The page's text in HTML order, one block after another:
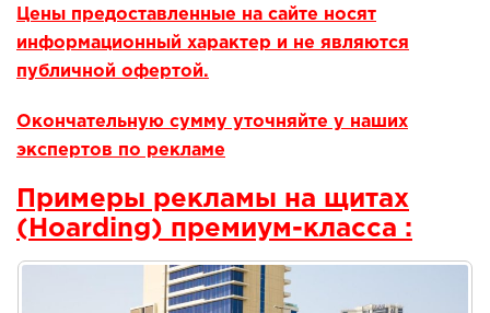
Цены предоставленные на сайте носят
информационный характер и не являются
публичной офертой.
Окончательную сумму уточняйте у наших
экспертов по рекламе
Примеры рекламы на щитах
(Hoarding) премиум-класса :